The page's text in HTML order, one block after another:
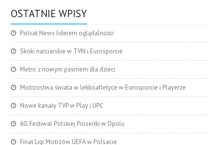
OSTATNIE WPISY
Polsat News liderem oglądalności
Skoki narciarskie w TVN i Eurosporcie
Metro z nowym pasmem dla dzieci
Mistrzostwa świata w lekkoatletyce w Eurosporcie i Playerze
Nowe kanały TVP w Play i UPC
60. Festiwal Polskiej Piosenki w Opolu
Finał Ligi Mistrzów UEFA w Polsacie